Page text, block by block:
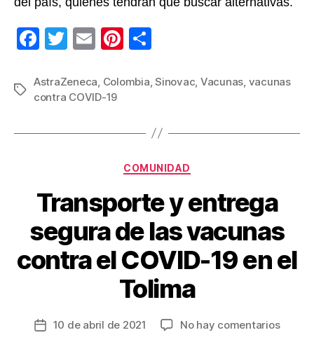
F
c
e
b
k
T
tt
er
E
ail
Pi
er
st
m
ar
Etiquetas
AstraZeneca, Colombia,Sinovac, Vacunas, vacunas
contra COVID-19
Categorías
COMUNIDAD
Transporte y entrega
segura de las vacunas
contra el COVID-19 en el
Tolima
Fecha10 de abril de 2021 No hay comentariosen